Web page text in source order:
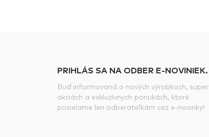
PRIHLÁS SA NA ODBER E-NOVINIEK.
Buď informovaná o nových výrobkoch, super
akciách a exkluzívnych ponukách, ktoré
posielame len odberateľkám cez e-novinky!